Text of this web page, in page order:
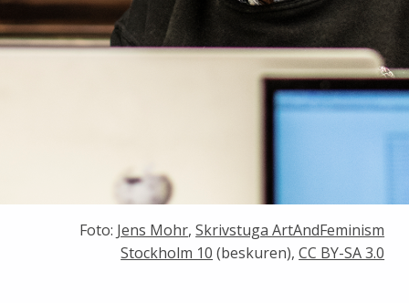
Foto: Jens Mohr,Skrivstuga ArtAndFeminism
Stockholm 10 (beskuren),CC BY-SA 3.0